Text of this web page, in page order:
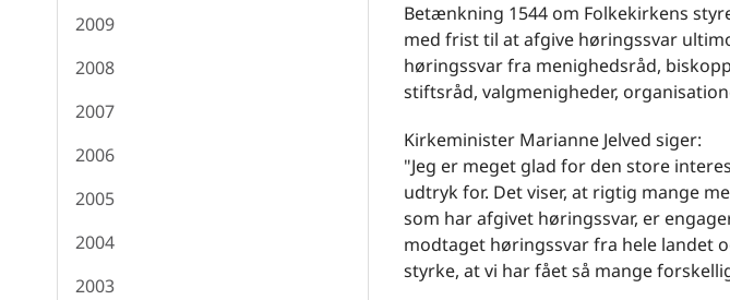
2009
2008
2007
2006
2005
2004
2003
Betænkning 1544 om Folkekirkens
med frist til at afgive høringssvar
høringssvar fra menighedsråd,
stiftsråd, valgmenigheder,
Kirkeminister Marianne Jelved siger:
"Jeg er meget glad for den store
udtryk for. Det viser, at rigtig mange
som har afgivet høringssvar, er
modtaget høringssvar fra hele landet
styrke, at vi har fået så mange